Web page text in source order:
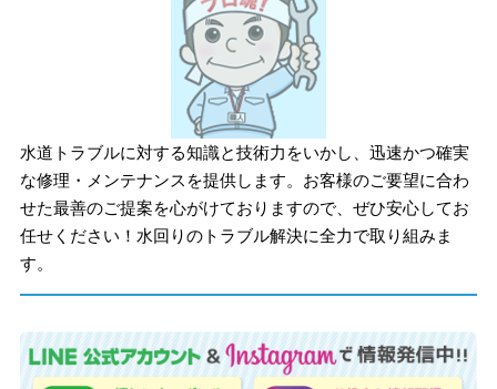
水道トラブルに対する知識と技術力をいかし、迅速かつ確実
な修理・メンテナンスを提供します。お客様のご要望に合わ
せた最善のご提案を心がけておりますので、ぜひ安心してお
任せください！水回りのトラブル解決に全力で取り組みま
す。